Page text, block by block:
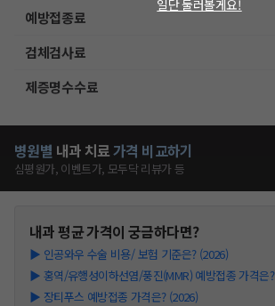
예방접종료
검체검사료
제증명수수료
병원별 내과 치료가격 비교하기
심평원가, 이벤트가, 모두닥 리뷰가 등
내과평균 가격이 궁금하다면?
▶ 인공와우 수술 비용/ 보험 기준은? (2026)
▶ 홍역/유행성이하선염/풍진(MMR) 예방접종 가격은
▶ 장티푸스 예방접종 가격은? (2026)
일단 둘러볼게요!